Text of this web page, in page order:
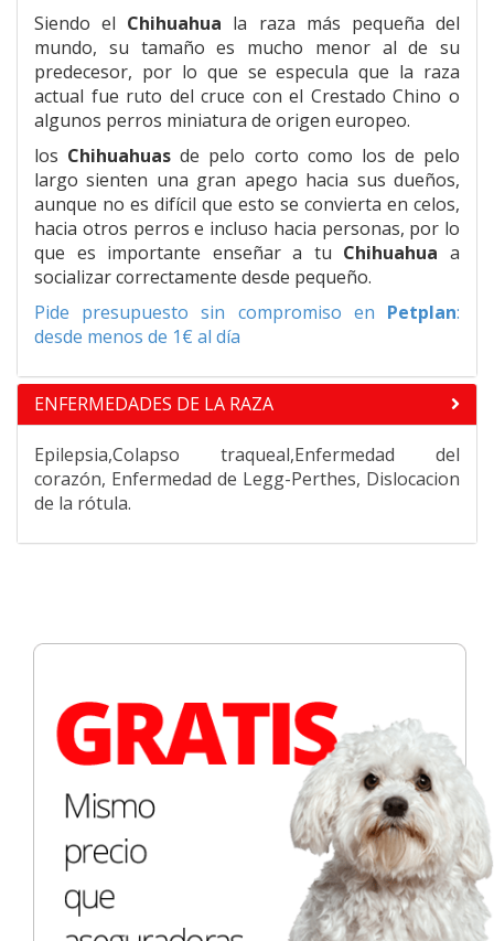
Siendo el Chihuahua la raza más pequeña del
mundo, su tamaño es mucho menor al de su
predecesor, por lo que se especula que la raza
actual fue ruto del cruce con el Crestado Chino o
algunos perros miniatura de origen europeo.
los Chihuahuas de pelo corto como los de pelo
largo sienten una gran apego hacia sus dueños,
aunque no es difícil que esto se convierta en celos,
hacia otros perros e incluso hacia personas, por lo
que es importante enseñar a tu Chihuahua a
socializar correctamente desde pequeño.
Pide presupuesto sin compromiso en Petplan:
desde menos de 1€ al día
ENFERMEDADES DE LA RAZA
Epilepsia,Colapso traqueal,Enfermedad del
corazón, Enfermedad de Legg-Perthes, Dislocacion
de la rótula.